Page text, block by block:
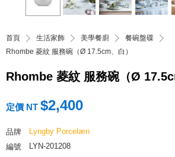
首頁 生活家飾 美學餐廚
餐碗盤碟
Rhombe 菱紋 服務碗（Ø 17.5cm、白）
Rhombe 菱紋 服務碗（Ø
定價 NT $2,400
品牌
Lyngby Porcelæn
編號
LYN-201208